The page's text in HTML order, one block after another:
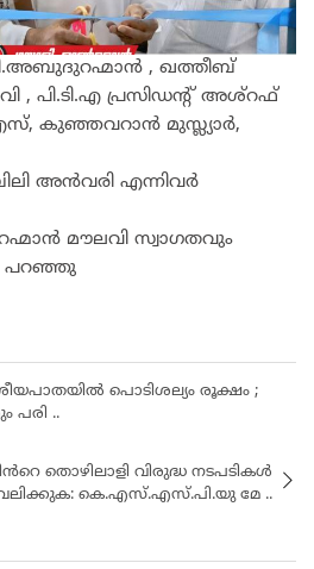
, ഖത്തീബ്
പി.ടി.എ പ്രസിഡൻ്റ് അശ്റഫ്
കുഞ്ഞവറാൻ മുസ്ല്യാർ,
അൻവരി എന്നിവർ
മൗലവി സ്വാഗതവും
പറഞ്ഞു
പൊടിശല്യം രൂക്ഷം ;
പരി ..
തൊഴിലാളി വിരുദ്ധ നടപടികൾ
കെ.എസ്.എസ്.പി.യു മേ ..